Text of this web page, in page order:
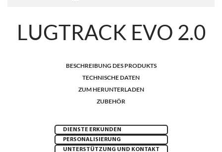
LUGTRACK EVO 2.0
BESCHREIBUNG DES PRODUKTS
TECHNISCHE DATEN
ZUM HERUNTERLADEN
ZUBEHÖR
DIENSTE ERKUNDEN
PERSONALISIERUNG
UNTERSTÜTZUNG UND KONTAKT